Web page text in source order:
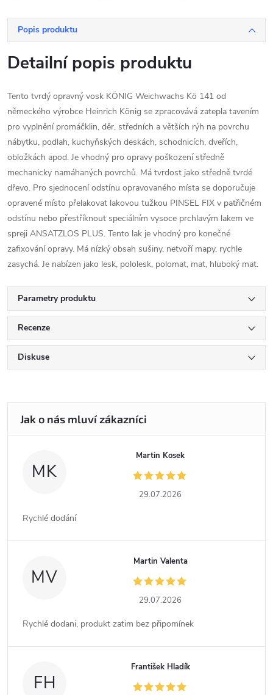
Popis produktu
Detailní popis produktu
Tento tvrdý opravný vosk KÖNIG Weichwachs Kö 141 od
německého výrobce Heinrich König se zpracovává zatepla tavením
pro vyplnění promáčklin, děr, středních a větších rýh na povrchu
nábytku, podlah, kuchyňských deskách, schodnicích, dveřích,
obložkách apod. Je vhodný pro opravy poškození středně
mechanicky namáhaných povrchů. Má tvrdost jako středně tvrdé
dřevo. Pro sjednocení odstínu opravovaného místa se doporučuje
opravené místo přelakovat lakovou tužkou PINSEL FIX v patřičném
odstínu nebo přestříknout speciálním vysoce prchlavým lakem ve
spreji ANSATZLOS PLUS. Tento lak je vhodný pro konečné
zafixování opravy. Má nízký obsah sušiny, netvoří mapy, rychle
zasychá. Je nabízen jako lesk, pololesk, polomat, mat, hluboký mat.
Parametry produktu
Recenze
Diskuse
MK
Martin Kosek
29.07.2026
Rychlé dodání
MV
Martin Valenta
29.07.2026
Rychlé dodani, produkt zatim bez připomínek
FH
František Hladík